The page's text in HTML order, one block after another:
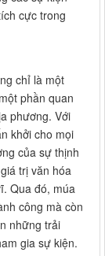
cực trong
chỉ là một
phần quan
phương. Với
khởi cho mọi
của sự thịnh
trị văn hóa
Qua đó, múa
công mà còn
những trải
gia sự kiện.